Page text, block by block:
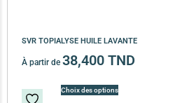
SVR TOPIALYSE HUILE LAVANTE
À partir de 38,400 TND
Choix des options